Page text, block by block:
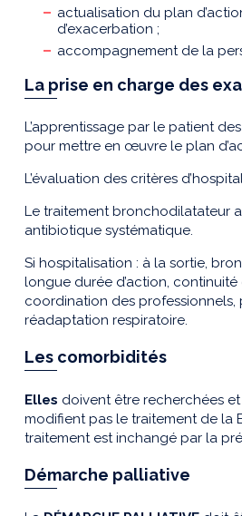
actualisation du plan
d’exacerbation ;
accompagnement de la
La prise en charge des
L’apprentissage par le patient
pour mettre en œuvre le plan
L’évaluation des critères
Le traitement bronchodilatateur
antibiotique systématique.
Si hospitalisation : à la sortie,
longue durée d’action, continuité
coordination des professionnels,
réadaptation respiratoire.
Les comorbidités
Elles doivent être recherchées
modifient pas le traitement de la
traitement est inchangé par la
Démarche palliative